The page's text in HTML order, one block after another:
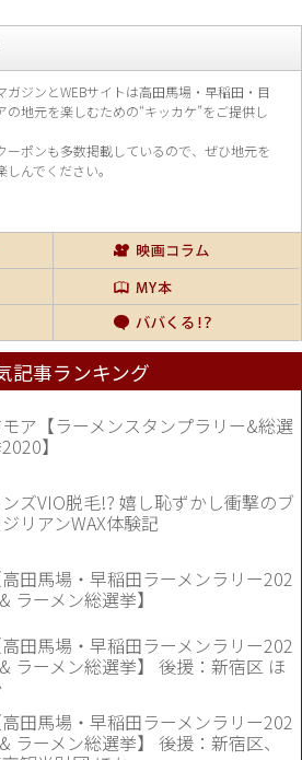
ガジンとWEBサイトは高田馬場・早稲田・目
の地元を楽しむための“キッカケ”をご提供し
ーポンも多数掲載しているので、 ぜひ地元を
しんでください。
記事ランキング
ア【ラーメンスタンプラリー&総選
】
ズVIO脱毛!? 嬉し恥ずかし衝撃のブ
リアンWAX体験記
高田馬場・早稲田ラーメンラリー202
ラーメン総選挙】
高田馬場・早稲田ラーメンラリー202
ラーメン総選挙】 後援：新宿区 ほ
高田馬場・早稲田ラーメンラリー202
ラーメン総選挙】 後援：新宿区、